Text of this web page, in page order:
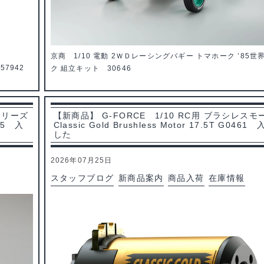
京商 1/10 電動 2ＷＤレーシングバギー トマホーク ’85世
ク 組立キット 30646
ーズ
入
【新商品】 G-FORCE 1/10 RC用 ブラシレスモ
Classic Gold Brushless Motor 17.5T G0461
した
2026年07月25日
スタッフブログ 新商品案内 商品入荷 在庫情報